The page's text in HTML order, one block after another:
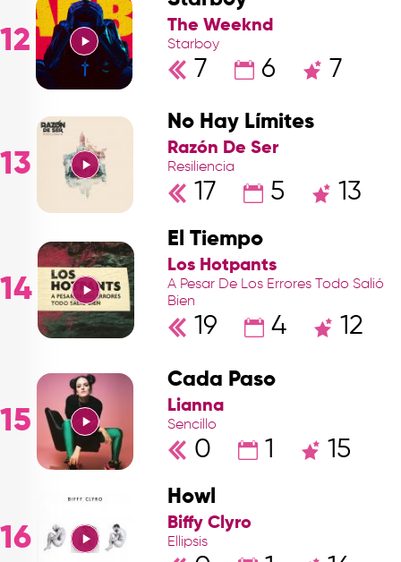
12 The Weeknd
Starboy
7 6 7
13
No Hay Límites
Razón De Ser
Resiliencia
17 5 13
14
El Tiempo
Los Hotpants
A Pesar De Los Errores Todo Salió
Bien
19 4 12
15
Cada Paso
Lianna
Sencillo
0 1 15
16
Howl
Biffy Clyro
Ellipsis